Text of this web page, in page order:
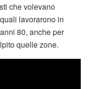
che volevano
lavorarono in
80, anche per
quelle zone.